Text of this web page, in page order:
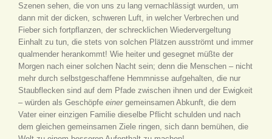
Szenen sehen, die von uns zu lang vernachlässigt wurden, um
dann mit der dicken, schweren Luft, in welcher Verbrechen und
Fieber sich fortpflanzen, der schrecklichen Wiedervergeltung
Einhalt zu tun, die stets von solchen Plätzen ausströmt und immer
qualmender herankommt! Wie heiter und gesegnet müßte der
Morgen nach einer solchen Nacht sein; denn die Menschen – nicht
mehr durch selbstgeschaffene Hemmnisse aufgehalten, die nur
Staubflecken sind auf dem Pfade zwischen ihnen und der Ewigkeit
– würden als Geschöpfe einergemeinsamen Abkunft, die dem
Vater einer einzigen Familie dieselbe Pflicht schulden und nach
dem gleichen gemeinsamen Ziele ringen, sich dann bemühen, die